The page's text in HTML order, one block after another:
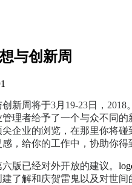
与创新周
新周将于3月19-23日，2018
理者给予了一个与众不同
企业的浏览，在那里你将
，给你的工作中，协助你
版已经对外开放的建议。
了解和庆贺雷鬼以及对世